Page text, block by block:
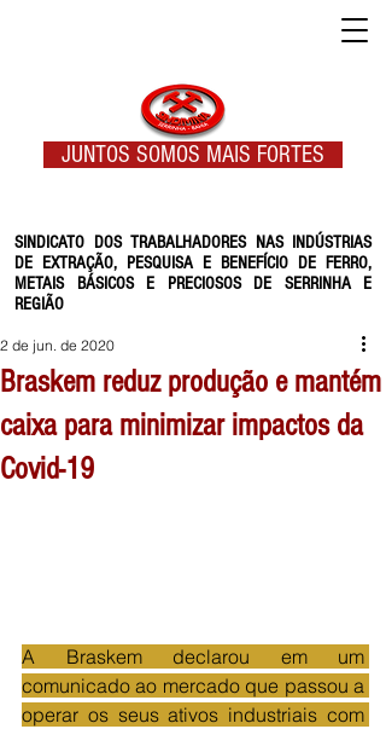
SINDICATO DOS TRABALHADORES NAS INDÚSTRIAS
DE EXTRAÇÃO, PESQUISA E BENEFÍCIO DE FERRO,
METAIS BÁSICOS E PRECIOSOS DE SERRINHA E
REGIÃO
JUNTOS SOMOS MAIS FORTES
Braskem reduz produção e mantém
caixa para minimizar impactos da
Covid-19
2 de jun. de 2020
A Braskem declarou em um
comunicado ao mercado que passou a
operar os seus ativos industriais com